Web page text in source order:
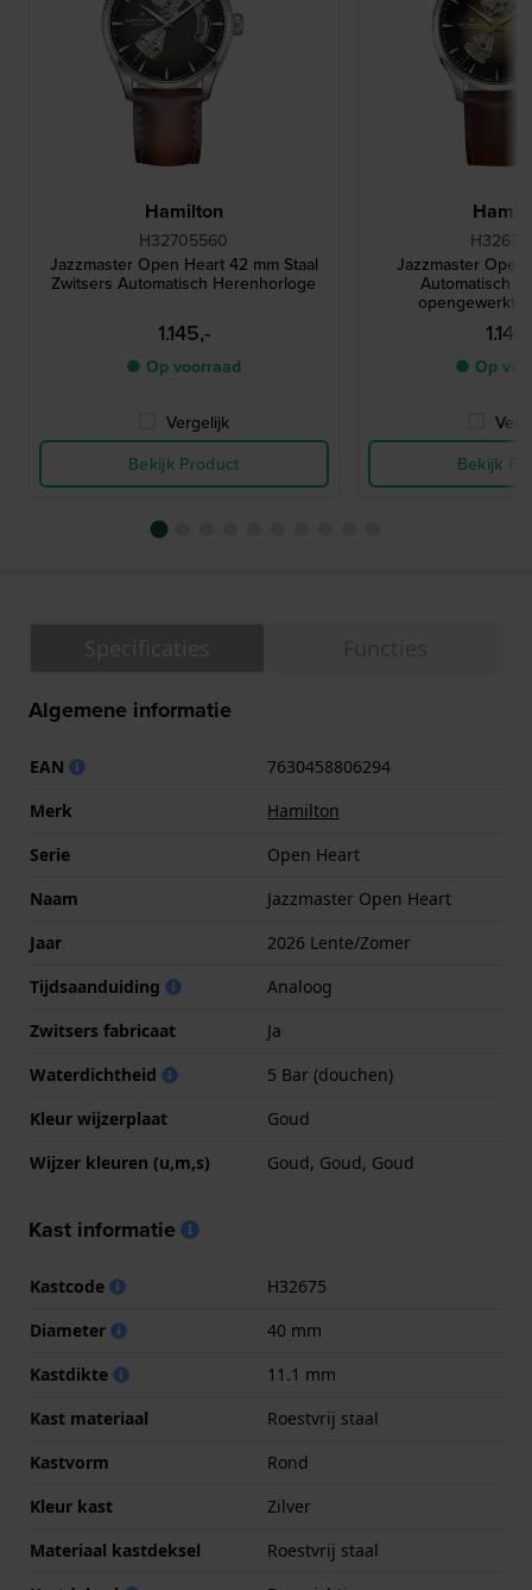
Hamilton
H32705560
Jazzmaster Open Heart 42 mm Staal
Zwitsers Automatisch Herenhorloge
1.145,-
● Op voorraad
Vergelijk
Bekijk Product
Jazzmaster
Automatisch
opengewerkte
● Op
Bekijk
Algemene informatie
EAN
7630458806294
Merk
Hamilton
Serie
Open Heart
Naam
Jazzmaster Open Heart
Jaar
2026 Lente/Zomer
Tijdsaanduiding
Analoog
Zwitsers fabricaat
Ja
Waterdichtheid
5 Bar (douchen)
Kleur wijzerplaat
Goud
Wijzer kleuren (u,m,s)
Goud, Goud, Goud
Kast informatie
Kastcode
H32675
Diameter
40 mm
Kastdikte
11.1 mm
Kast materiaal
Roestvrij staal
Kastvorm
Rond
Kleur kast
Zilver
Materiaal kastdeksel
Roestvrij staal